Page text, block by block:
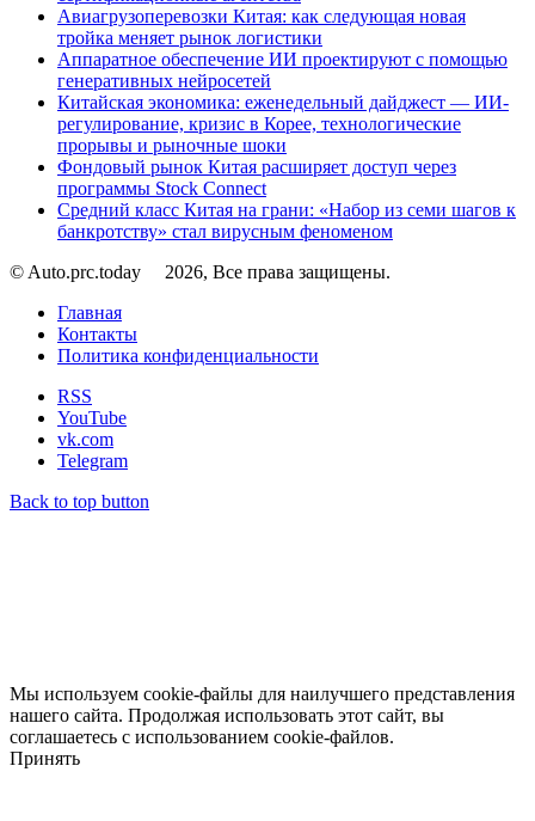
Авиагрузоперевозки Китая: как следующая новая
тройка меняет рынок логистики
Аппаратное обеспечение ИИ проектируют с помощью
генеративных нейросетей
Китайская экономика: еженедельный дайджест — ИИ-
регулирование, кризис в Корее, технологические
прорывы и рыночные шоки
Фондовый рынок Китая расширяет доступ через
программы Stock Connect
Средний класс Китая на грани: «Набор из семи шагов к
банкротству» стал вирусным феноменом
© Auto.prc.today
2026, Все права защищены.
Главная
Контакты
Политика конфиденциальности
RSS
YouTube
vk.com
Telegram
Back to top button
Мы используем cookie-файлы для наилучшего представления
нашего сайта. Продолжая использовать этот сайт, вы
соглашаетесь с использованием cookie-файлов.
Принять